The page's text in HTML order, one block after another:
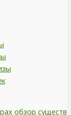
обзор существ